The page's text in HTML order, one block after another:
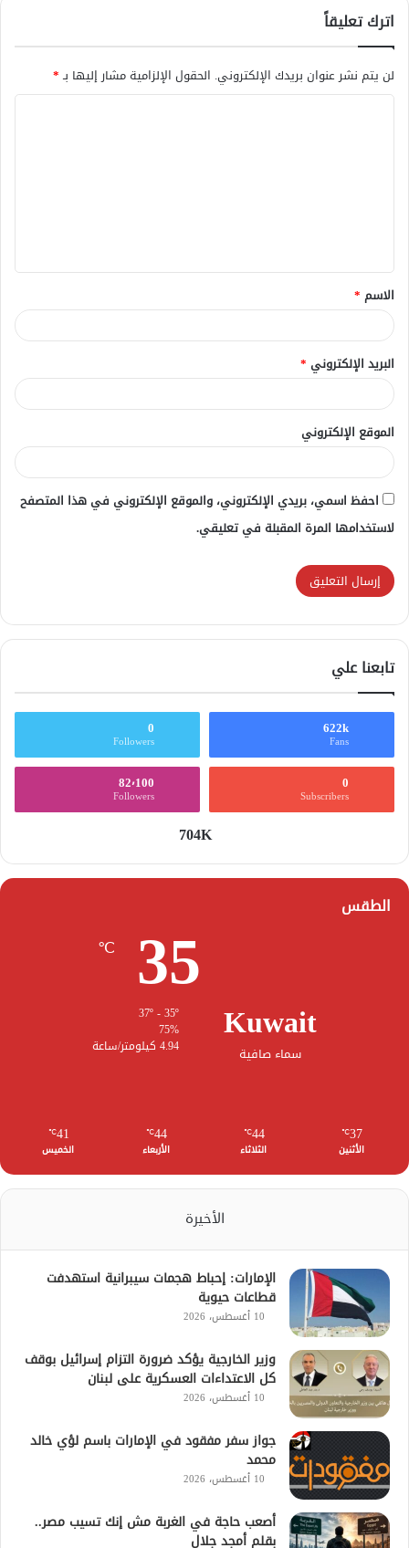
اترك تعليقاً
لن يتم نشر عنوان بريدك الإلكتروني. الحقول الإلزامية مشار إليها بـ*
ق
*
الاسم *
البريد الإلكتروني *
الموقع الإلكتروني
احفظ اسمي، بريدي الإلكتروني، والموقع الإلكتروني في هذا المتصفح
لاستخدامها المرة المقبلة في تعليقي.
تابعنا علي
622k
Fans
0
Followers
0
Subscribers
82٬100
Followers
704K
الطقس
Kuwait
سماء صافية
35
℃
75%
4.94 كيلومتر/ساعة
37
℃
الأثنين
44
℃
الثلاثاء
44
℃
الأربعاء
41
℃
الخميس
الأخيرة
الإمارات: إحباط هجمات سيبرانية استهدفت
قطاعات حيوية
10 أغسطس، 2026
وزير الخارجية يؤكد ضرورة التزام إسرائيل بوقف
كل الاعتداءات العسكرية على لبنان
10 أغسطس، 2026
جواز سفر مفقود في الإمارات باسم لؤي خالد
محمد
10 أغسطس، 2026
أصعب حاجة في الغربة مش إنك تسيب مصر..
بقلم أمجد جلال